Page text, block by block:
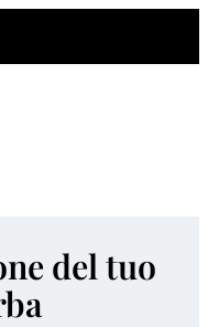
del tuo